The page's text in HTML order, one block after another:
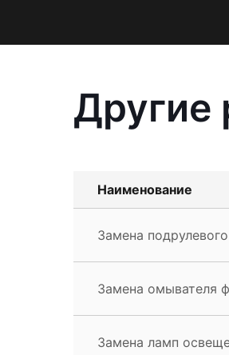
Другие
Наименование
Замена
Замена омывателя
Замена ламп